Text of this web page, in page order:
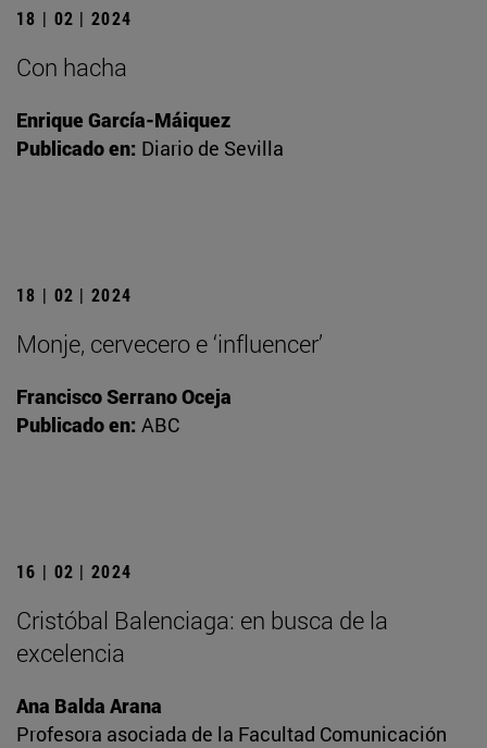
18 | 02 | 2024
Con hacha
Enrique García-Máiquez
Publicado en: Diario de Sevilla
18 | 02 | 2024
Monje, cervecero e ‘influencer’
Francisco Serrano Oceja
Publicado en: ABC
16 | 02 | 2024
Cristóbal Balenciaga: en busca de la
excelencia
Ana Balda Arana
Profesora asociada de la Facultad Comunicación